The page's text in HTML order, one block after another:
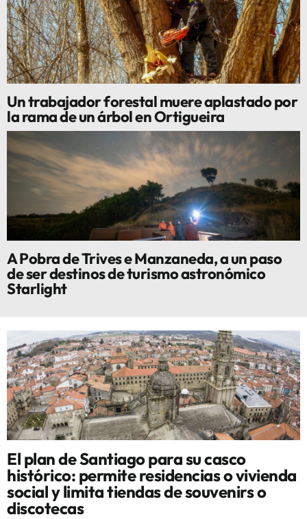
Un trabajador forestal muere aplastado por
la rama de un árbol en Ortigueira
A Pobra de Trives e Manzaneda, a un paso
de ser destinos de turismo astronómico
Starlight
El plan de Santiago para su casco
histórico: permite residencias o vivienda
social y limita tiendas de souvenirs o
discotecas